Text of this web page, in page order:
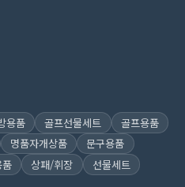
용품 골프선물세트
골프용품
명품자개상품
문구용품
품 상패/휘장
선물세트